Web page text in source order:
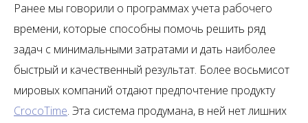
Ранее мы говорили о программах учета рабочего
времени, которые способны помочь решить ряд
задач с минимальными затратами и дать наиболее
быстрый и качественный результат. Более восьмисот
мировых компаний отдают предпочтение продукту
CrocoTime. Эта система продумана, в ней нет лишних